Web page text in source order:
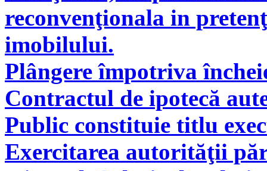
reconvenţionala in
imobilului.
Plângere împotriva
Contractul de ipotecă
Public constituie titlu
Exercitarea autorităţii